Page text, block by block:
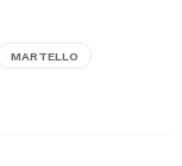
MARTELLO